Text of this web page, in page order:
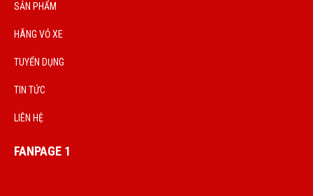
SẢN PHẨM
HÃNG VỎ XE
TUYỂN DỤNG
TIN TỨC
LIÊN HỆ
FANPAGE 1